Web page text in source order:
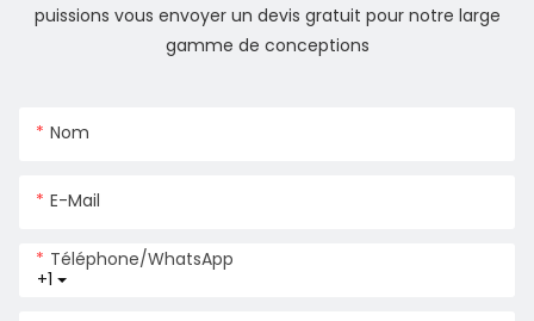
puissions vous envoyer un devis gratuit pour notre large
gamme de conceptions
Nom
E-Mail
+1
Téléphone/WhatsApp